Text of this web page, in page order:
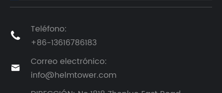

Teléfono:
+86-13616786183

Correo electrónico:
info@helmtower.com